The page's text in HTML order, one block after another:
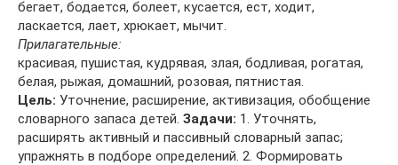
бегает, бодается, болеет, кусается, ест, ходит,
ласкается, лает, хрюкает, мычит.
Прилагательные:
красивая, пушистая, кудрявая, злая, бодливая, рогатая,
белая, рыжая, домашний, розовая, пятнистая.
Цель: Уточнение, расширение, активизация, обобщение
словарного запаса детей. Задачи: 1. Уточнять,
расширять активный и пассивный словарный запас;
упражнять в подборе определений. 2. Формировать